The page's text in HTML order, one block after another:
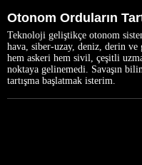
Otonom Orduların
Teknoloji geliştikçe otonom
hava, siber-uzay, deniz, derin ve
hem askeri hem sivil, çeşitli
noktaya gelinemedi. Savaşın
tartışma başlatmak isterim.